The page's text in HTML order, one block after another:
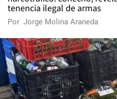
tenencia ilegal de armas
Por Jorge Molina Araneda